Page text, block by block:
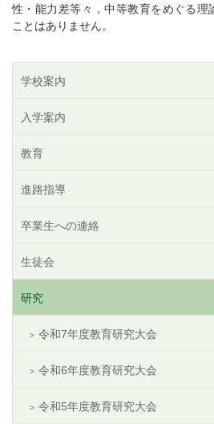
性・能力差等々，中等教育をめぐる理
ことはありません。
学校案内
入学案内
教育
進路指導
卒業生への連絡
生徒会
研究
令和7年度教育研究大会
令和6年度教育研究大会
令和5年度教育研究大会